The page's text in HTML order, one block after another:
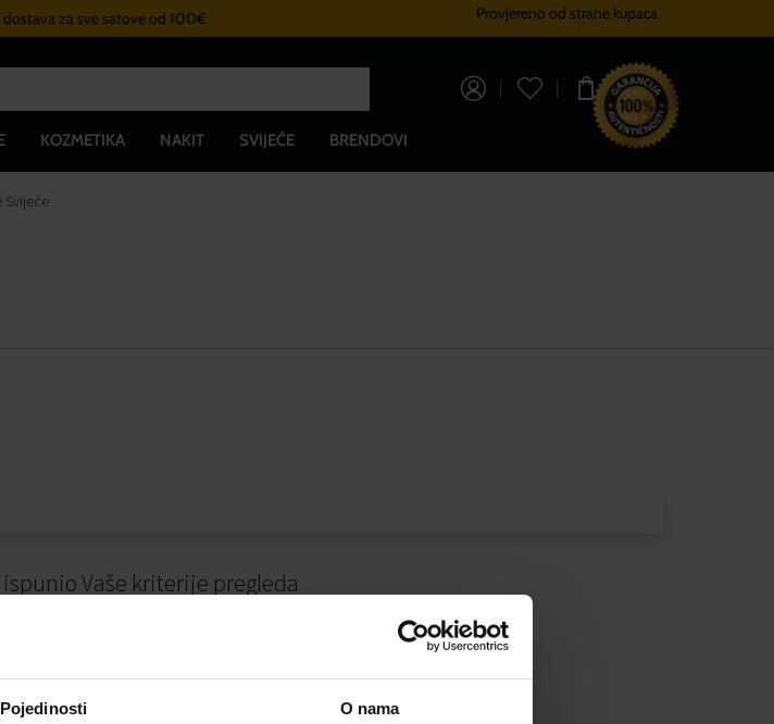
Pojedinosti O nama
za sve satove od 100€ Sustav vjernostiProvjereno od strane kupaca
0,00 €
KOZMETIKA NAKIT SVIJEĆE BRENDOVI
Svijeće
Vaše kriterije pregleda